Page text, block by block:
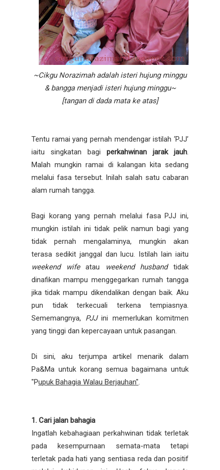
~Cikgu Norazimah adalah isteri hujung minggu
& bangga menjadi isteri hujung minggu~
[tangan di dada mata ke atas]
Tentu ramai yang pernah mendengar istilah ‘PJJ’
iaitu singkatan bagi perkahwinan jarak jauh.
Malah mungkin ramai di kalangan kita sedang
melalui fasa tersebut. Inilah salah satu cabaran
alam rumah tangga.
Bagi korang yang pernah melalui fasa PJJ ini,
mungkin istilah ini tidak pelik namun bagi yang
tidak pernah mengalaminya, mungkin akan
terasa sedikit janggal dan lucu. Istilah lain iaitu
weekend wifeatau weekend husbandtidak
dinafikan mampu menggegarkan rumah tangga
jika tidak mampu dikendalikan dengan baik. Aku
pun tidak terkecuali terkena tempiasnya.
Sememangnya, PJJini memerlukan komitmen
yang tinggi dan kepercayaan untuk pasangan.
Di sini, aku terjumpa artikel menarik dalam
Pa&Ma untuk korang semua bagaimana untuk
"Pupuk Bahagia Walau Berjauhan".
1. Cari jalan bahagia
Ingatlah kebahagiaan perkahwinan tidak terletak
pada kesempurnaan semata-mata tetapi
terletak pada hati yang sentiasa reda dan positif